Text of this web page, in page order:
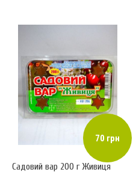
70 грн
Садовий вар 200 г Живиця